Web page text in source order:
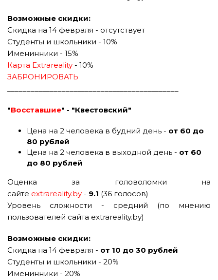
Возможные скидки:
Скидка на 14 февраля - отсутствует
Студенты и школьники - 10%
Именинники - 15%
Карта Extrareality - 10%
ЗАБРОНИРОВАТЬ
"Восставшие" - "Квестовский"
Цена на 2 человека в будний день - от 60 до
80 рублей
Цена на 2 человека в выходной день - от 60
до 80 рублей
Оценка за головоломки на
сайте extrareality.by - 9.1 (36 голосов)
Уровень сложности - средний (по мнению
пользователей сайта extrareality.by)
Возможные скидки:
Скидка на 14 февраля - от 10 до 30 рублей
Студенты и школьники - 20%
Именинники - 20%